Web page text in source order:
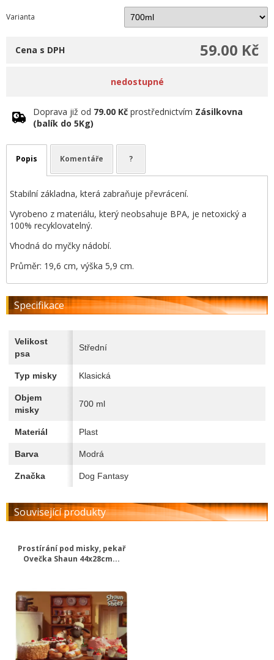
Varianta
59.00 Kč
Cena s DPH
nedostupné
Doprava již od 79.00 Kč prostřednictvím Zásilkovna
(balík do 5Kg)
Popis Komentáře ?
Stabilní základna, která zabraňuje převrácení.
Vyrobeno z materiálu, který neobsahuje BPA, je netoxický a
100% recyklovatelný.
Vhodná do myčky nádobí.
Průměr: 19,6 cm, výška 5,9 cm.
Specifikace
Velikost
psa
Střední
Typ misky Klasická
Objem
misky
700 ml
Materiál Plast
Barva Modrá
Značka Dog Fantasy
Související produkty
Prostírání pod misky, pekař
Ovečka Shaun 44x28cm...